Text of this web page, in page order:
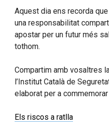
Aquest dia ens recorda
una responsabilitat
apostar per un futur més
tothom.
Compartim amb vosaltres
l’Institut Català de
elaborat per a
Els riscos a ratlla